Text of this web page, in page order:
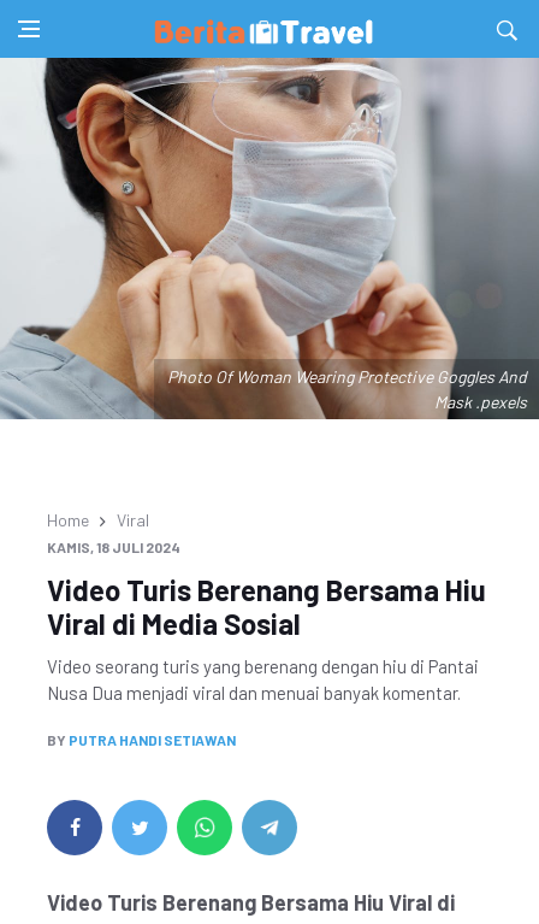
Photo Of Woman Wearing Protective Goggles And
Mask .pexels
Home Viral
KAMIS, 18 JULI 2024
Video Turis Berenang Bersama Hiu
Viral di Media Sosial
Video seorang turis yang berenang dengan hiu di Pantai
Nusa Dua menjadi viral dan menuai banyak komentar.
BY PUTRA HANDI SETIAWAN
Video Turis Berenang Bersama Hiu Viral di